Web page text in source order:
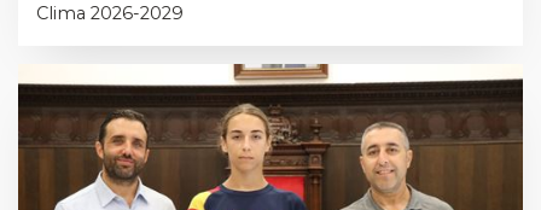
Clima 2026-2029